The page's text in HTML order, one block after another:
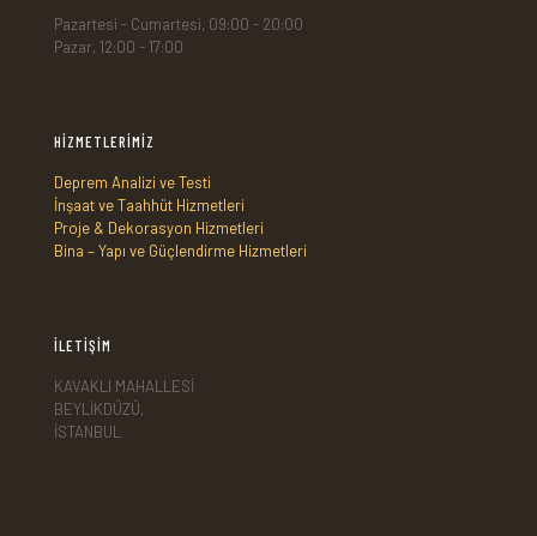
Pazartesi - Cumartesi, 09:00 - 20:00
Pazar, 12:00 - 17:00
HİZMETLERİMİZ
Deprem Analizi ve Testi
İnşaat ve Taahhüt Hizmetleri
Proje & Dekorasyon Hizmetleri
Bina – Yapı ve Güçlendirme Hizmetleri
İLETİŞİM
KAVAKLI MAHALLESİ
BEYLİKDÜZÜ,
İSTANBUL